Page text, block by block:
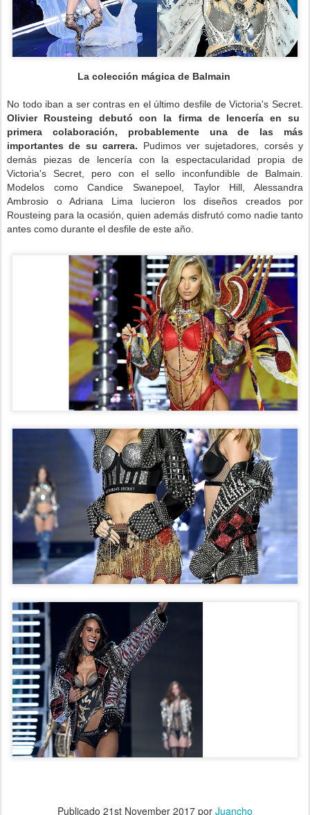
La colección mágica de Balmain
No todo iban a ser contras en el último desfile de Victoria's Secret.
Olivier Rousteing debutó con la firma de lencería en su
primera colaboración, probablemente una de las más
importantes de su carrera. Pudimos ver sujetadores, corsés y
demás piezas de lencería con la espectacularidad propia de
Victoria's Secret, pero con el sello inconfundible de Balmain.
Modelos como Candice Swanepoel, Taylor Hill, Alessandra
Ambrosio o Adriana Lima lucieron los diseños creados por
Rousteing para la ocasión, quien además disfrutó como nadie tanto
antes como durante el desfile de este año.
Publicado 21st November 2017 por Juancho